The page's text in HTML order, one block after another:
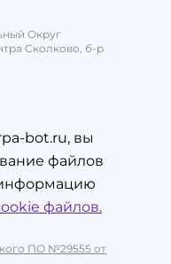
Округ
Сколково, б-р
ПО №29555 от
bot.ru, вы
файлов
файлов.